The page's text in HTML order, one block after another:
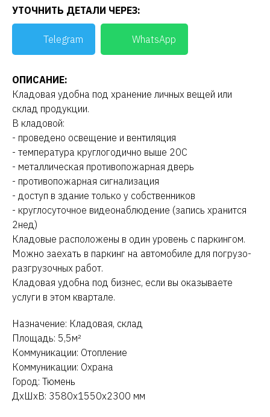
УТОЧНИТЬ ДЕТАЛИ ЧЕРЕЗ:
Telegram WhatsApp
ОПИСАНИЕ:
Кладовая удобна под хранение личных вещей или
склад продукции.
В кладовой:
- проведено освещение и вентиляция
- температура круглогодично выше 20С
- металлическая противопожарная дверь
- противопожарная сигнализация
- доступ в здание только у собственников
- круглосуточное видеонаблюдение (запись хранится
2нед)
Кладовые расположены в один уровень с паркингом.
Можно заехать в паркинг на автомобиле для погрузо-
разгрузочных работ.
Кладовая удобна под бизнес, если вы оказываете
услуги в этом квартале.
Назначение: Кладовая, склад
Площадь: 5,5м²
Коммуникации: Отопление
Коммуникации: Охрана
Город: Тюмень
ДxШxВ: 3580x1550x2300 мм